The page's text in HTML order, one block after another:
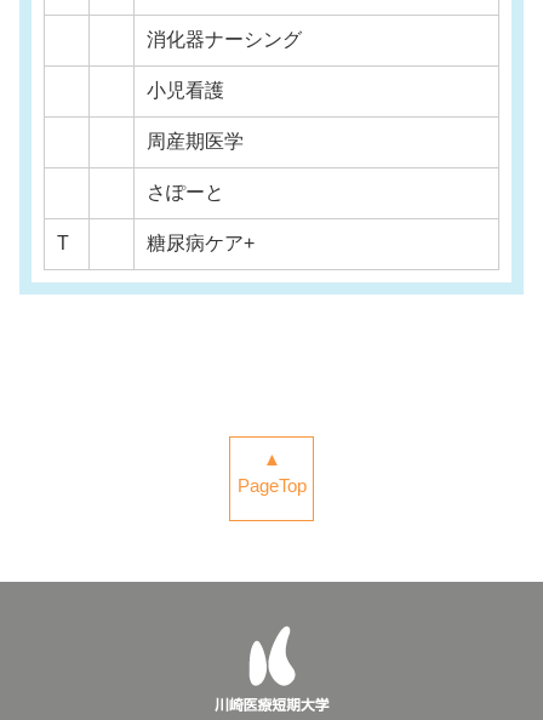
消化器ナーシング
小児看護
周産期医学
さぽーと
T 糖尿病ケア+
▲
PageTop